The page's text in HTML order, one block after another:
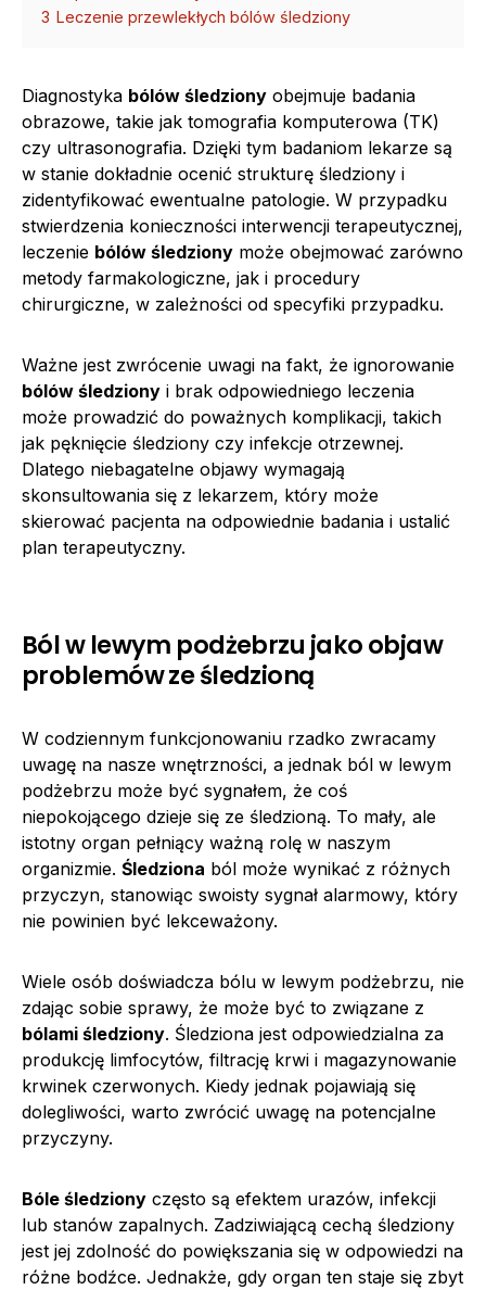
3 Leczenie przewlekłych bólów śledziony
Diagnostyka bólów śledziony obejmuje badania
obrazowe, takie jak tomografia komputerowa (TK)
czy ultrasonografia. Dzięki tym badaniom lekarze są
w stanie dokładnie ocenić strukturę śledziony i
zidentyfikować ewentualne patologie. W przypadku
stwierdzenia konieczności interwencji terapeutycznej,
leczenie bólów śledziony może obejmować zarówno
metody farmakologiczne, jak i procedury
chirurgiczne, w zależności od specyfiki przypadku.
Ważne jest zwrócenie uwagi na fakt, że ignorowanie
bólów śledziony i brak odpowiedniego leczenia
może prowadzić do poważnych komplikacji, takich
jak pęknięcie śledziony czy infekcje otrzewnej.
Dlatego niebagatelne objawy wymagają
skonsultowania się z lekarzem, który może
skierować pacjenta na odpowiednie badania i ustalić
plan terapeutyczny.
Ból w lewym podżebrzu jako objaw
problemów ze śledzioną
W codziennym funkcjonowaniu rzadko zwracamy
uwagę na nasze wnętrzności, a jednak ból w lewym
podżebrzu może być sygnałem, że coś
niepokojącego dzieje się ze śledzioną. To mały, ale
istotny organ pełniący ważną rolę w naszym
organizmie. Śledziona ból może wynikać z różnych
przyczyn, stanowiąc swoisty sygnał alarmowy, który
nie powinien być lekceważony.
Wiele osób doświadcza bólu w lewym podżebrzu, nie
zdając sobie sprawy, że może być to związane z
bólami śledziony. Śledziona jest odpowiedzialna za
produkcję limfocytów, filtrację krwi i magazynowanie
krwinek czerwonych. Kiedy jednak pojawiają się
dolegliwości, warto zwrócić uwagę na potencjalne
przyczyny.
Bóle śledziony często są efektem urazów, infekcji
lub stanów zapalnych. Zadziwiającą cechą śledziony
jest jej zdolność do powiększania się w odpowiedzi na
różne bodźce. Jednakże, gdy organ ten staje się zbyt